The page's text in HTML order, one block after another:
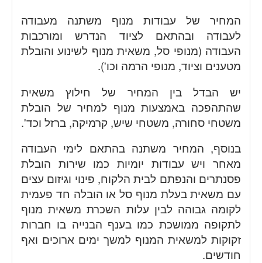
המחיר של עבודות מנוף משתנה מעבודה
לעבודה ובהתאם לציוד הנדרש ומורכבות
העבודה (מנופי סל, משאית מנוף לשינוע והובלת
מטענים וציוד, מנופי הרמה וכו').
יש הבדל בין המחיר של חילוץ משאית
שהתהפכה באמצעות מנוף למחיר של הובלת
משטחי סחורה, משטחי שיש, קרמיקה, ברזל וכד'.
בנוסף, המחיר משתנה בהתאם לימי העבודה
מאחר ויש עבודות יומיות כמו שירות הובלת
פסנתרים והנפתם לבית הלקוח, פינוי וגיזום עצים
עם משאית בעלת מנוף סל או הובלה חד פעמית
לקומה גבוהה לבין עלות השכרת משאית מנוף
לתקופה ממושכת כמו בענף הבנייה בו חברות
זקוקות למשאית המנוף למשך ימים ארוכים ואף
חודשים.